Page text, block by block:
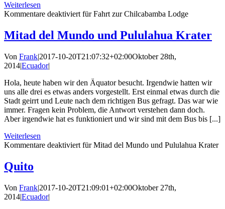
Weiterlesen
Kommentare deaktiviertfür Fahrt zur Chilcabamba Lodge
Mitad del Mundo und Pululahua Krater
Von Frank|2017-10-20T21:07:32+02:00Oktober 28th,
2014|Ecuador|
Hola, heute haben wir den Äquator besucht. Irgendwie hatten wir
uns alle drei es etwas anders vorgestellt. Erst einmal etwas durch die
Stadt geirrt und Leute nach dem richtigen Bus gefragt. Das war wie
immer. Fragen kein Problem, die Antwort verstehen dann doch.
Aber irgendwie hat es funktioniert und wir sind mit dem Bus bis [...]
Weiterlesen
Kommentare deaktiviert für Mitad del Mundo und Pululahua Krater
Quito
Von Frank|2017-10-20T21:09:01+02:00Oktober 27th,
2014|Ecuador|